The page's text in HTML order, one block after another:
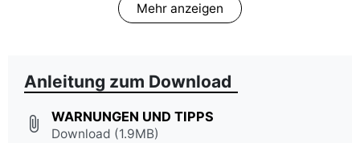
Mehr anzeigen
Anleitung zum Download
attach_file WARNUNGEN UND TIPPS
Download (1.9MB)